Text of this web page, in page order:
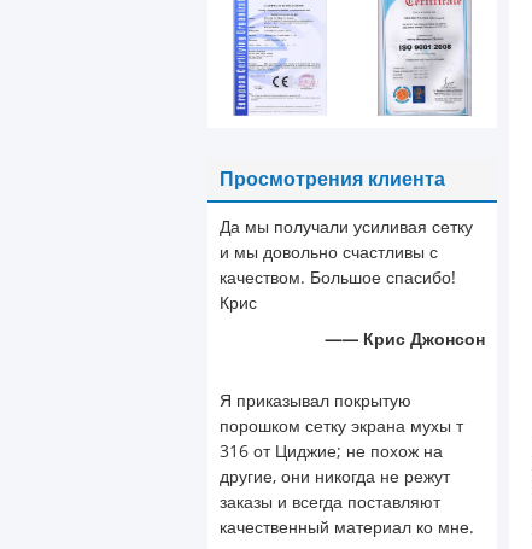
Просмотрения клиента
Да мы получали усиливая сетку
и мы довольно счастливы с
качеством. Большое спасибо!
Крис
—— Крис Джонсон
Я приказывал покрытую
порошком сетку экрана мухы т
316 от Циджие; не похож на
другие, они никогда не режут
заказы и всегда поставляют
качественный материал ко мне.